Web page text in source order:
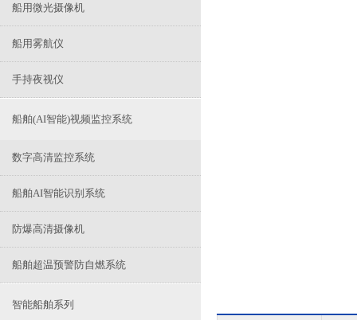
船用微光摄像机
船用雾航仪
手持夜视仪
船舶(AI智能)视频监控系统
数字高清监控系统
船舶AI智能识别系统
防爆高清摄像机
船舶超温预警防自燃系统
智能船舶系列